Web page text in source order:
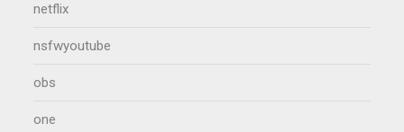
netflix
nsfwyoutube
obs
one